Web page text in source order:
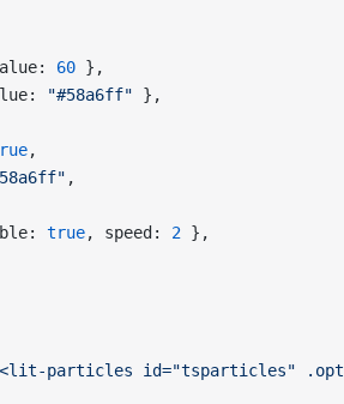
60 },
"#58a6ff" },
,
,
true, speed: 2 },
particles id="tsparticles"